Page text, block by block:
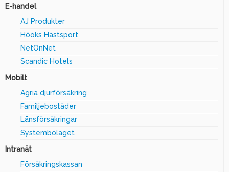
E-handel
AJ Produkter
Hööks Hästsport
NetOnNet
Scandic Hotels
Mobilt
Agria djurförsäkring
Familjebostäder
Länsförsäkringar
Systembolaget
Intranät
Försäkringskassan